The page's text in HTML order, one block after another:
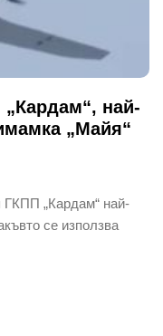
най-
„Майя“
„Кардам“ най-
се използва